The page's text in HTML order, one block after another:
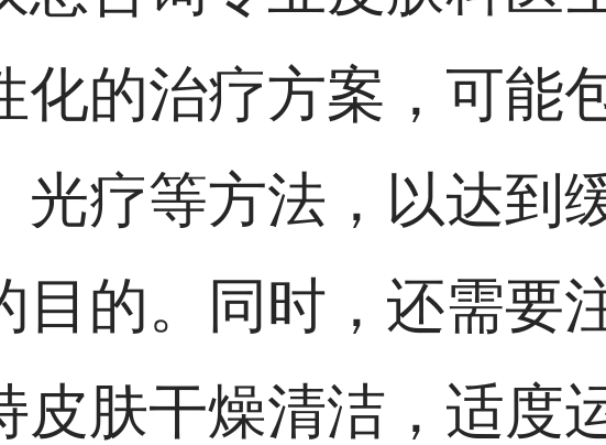
化的治疗方案，可能
光疗等方法，以达到
目的。同时，还需要
皮肤干燥清洁，适度